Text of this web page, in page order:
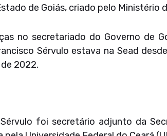
de Goiás, criado pelo Ministério
no secretariado do Governo de
Sérvulo estava na Sead
2022.
foi secretário adjunto da